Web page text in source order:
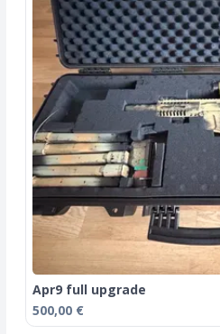
Apr9 full upgrade
500,00 €